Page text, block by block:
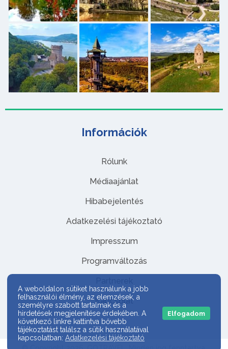
Információk
Rólunk
Médiaajánlat
Hibabejelentés
Adatkezelési tájékoztató
Impresszum
Programváltozás
Kapcsolat
A weboldalon sütiket használunk a jobb
felhasználói élmény, az elemzések, a
személyre szabott tartalmak és a
hirdetések megjelenítése érdekében. A
következő linkre kattintva bővebb
tájékoztatást találsz a sütik használatával
kapcsolatban: Adatkezelési tájékoztató
Elfogadom